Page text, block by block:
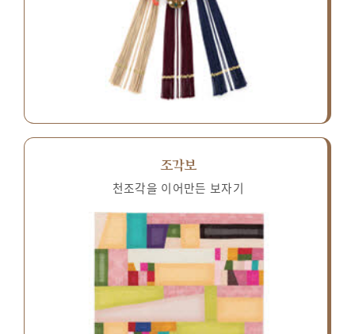
조각보
천조각을 이어만든 보자기